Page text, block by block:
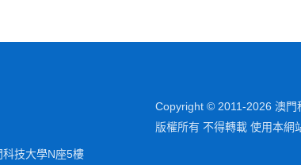
技大學N座5樓
Copyright © 2011-2026 澳門
版權所有 不得轉載 使用本網